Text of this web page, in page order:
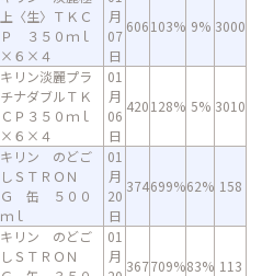
上〈生〉ＴＫＣ
Ｐ ３５０ｍｌ
×６×４
月
07
日
606103% 9% 3000
キリン淡麗プラ
チナダブルＴＫ
ＣＰ３５０ｍｌ
×６×４
01
月
06
日
420128% 5% 3010
キリン のどご
しＳＴＲＯＮ
Ｇ 缶 ５００
ｍｌ
01
月
20
日
374699%62% 158
キリン のどご
しＳＴＲＯＮ
01
月
367709%83% 113